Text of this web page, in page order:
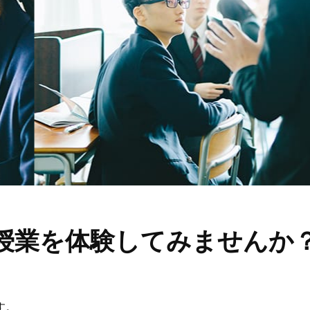
業を体験してみませんか